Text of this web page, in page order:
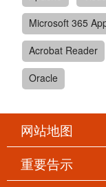
Microsoft 365
Acrobat Reader
Oracle
网站地图
重要告示